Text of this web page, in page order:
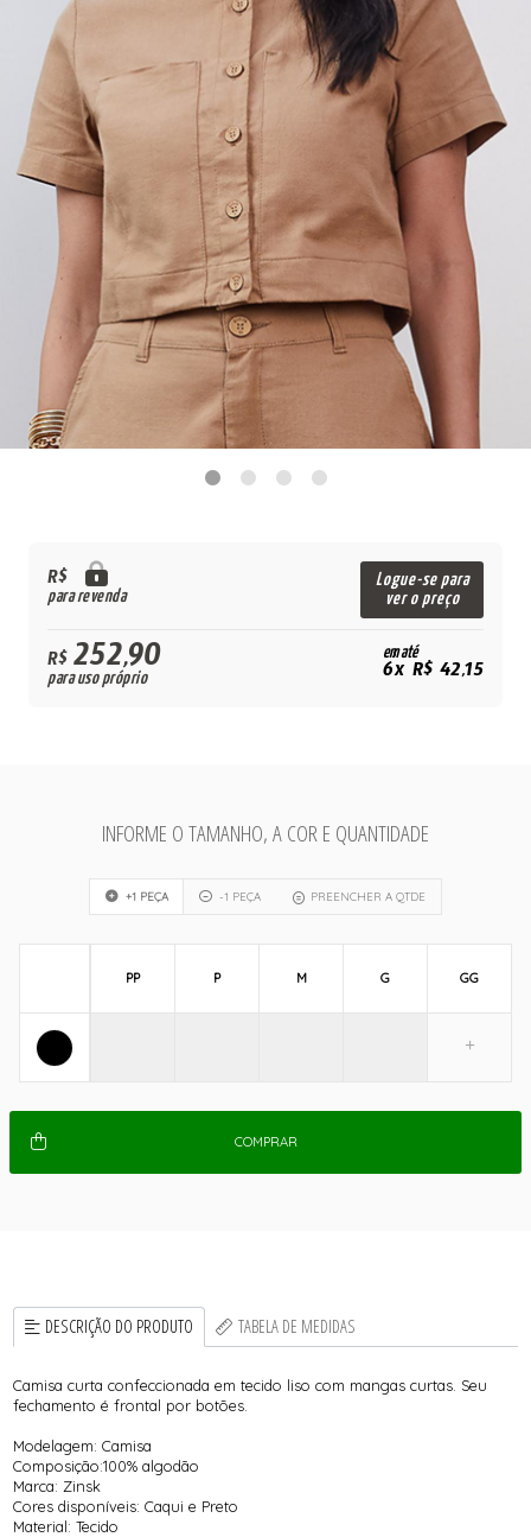
R$
para revenda
Logue-se para
ver o preço
R$252,90
para uso próprio
em até
6x R$ 42,15
INFORME O TAMANHO, A COR E QUANTIDADE
+1 PEÇA -1 PEÇA PREENCHER A QTDE
PP P M G GG
COMPRAR
DESCRIÇÃO DO PRODUTO TABELA DE MEDIDAS
Camisa curta confeccionada em tecido liso com mangas curtas. Seu
fechamento é frontal por botões.
Modelagem: Camisa
Composição:100% algodão
Marca: Zinsk
Cores disponíveis: Caqui e Preto
Material: Tecido